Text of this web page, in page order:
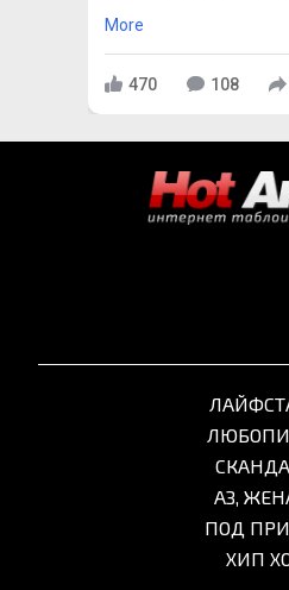
More
470 108
АЗ,
ПОД
ХИП